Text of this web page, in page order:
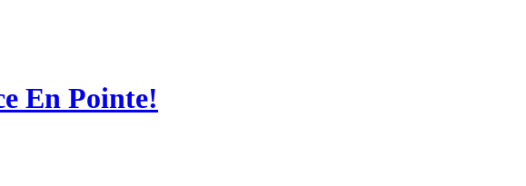
En Pointe!